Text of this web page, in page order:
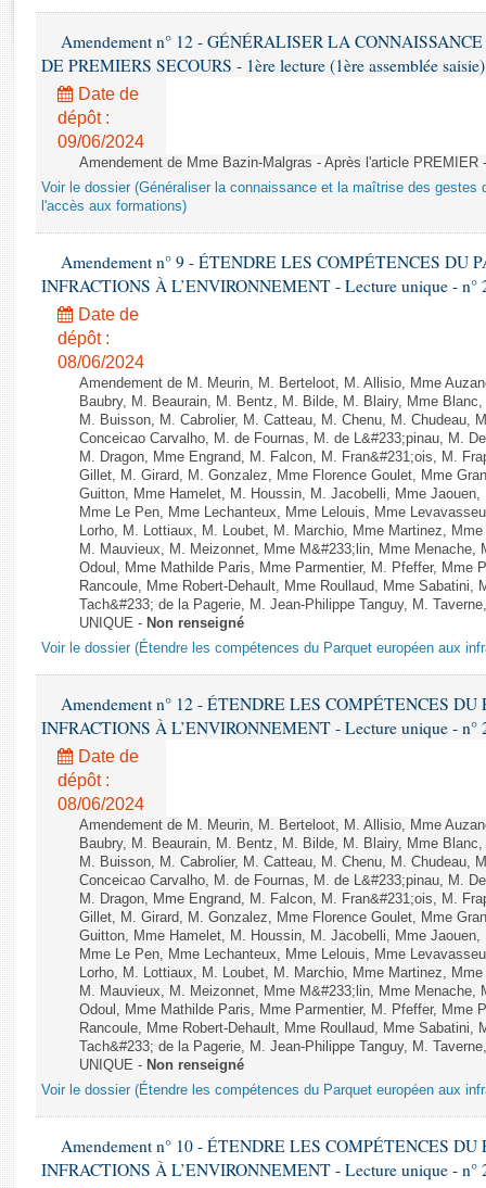
Rapports sur l'application des lois
Baromètre de l’application des lois
Dossiers législatifs
Questions écrites et orales
Amendement n° 12 - GÉNÉRALISER LA
DE PREMIERS SECOURS - 1ère lecture (1ère assemblée
Date de
dépôt :
09/06/2024
Amendement de Mme Bazin-Malgras - Après l'article PREMIER
Voir le dossier (Généraliser la connaissance et la maîtrise des gestes
l'accès aux formations)
Amendement n° 9 - ÉTENDRE LES COMPÉTENCES DU
INFRACTIONS À L’ENVIRONNEMENT - Lecture unique - n°
Date de
dépôt :
08/06/2024
Amendement de M. Meurin, M. Berteloot, M. Allisio, Mme
Baubry, M. Beaurain, M. Bentz, M. Bilde, M. Blairy, Mme
M. Buisson, M. Cabrolier, M. Catteau, M. Chenu, M. Chudeau,
Conceicao Carvalho, M. de Fournas, M. de L&#233;pinau, M.
M. Dragon, Mme Engrand, M. Falcon, M. Fran&#231;ois, M.
Gillet, M. Girard, M. Gonzalez, Mme Florence Goulet, Mme
Guitton, Mme Hamelet, M. Houssin, M. Jacobelli, Mme
Mme Le Pen, Mme Lechanteux, Mme Lelouis, Mme
Lorho, M. Lottiaux, M. Loubet, M. Marchio, Mme Martinez,
M. Mauvieux, M. Meizonnet, Mme M&#233;lin, Mme Menache,
Odoul, Mme Mathilde Paris, Mme Parmentier, M. Pfeffer, Mme
Rancoule, Mme Robert-Dehault, Mme Roullaud, Mme
Tach&#233; de la Pagerie, M. Jean-Philippe Tanguy, M.
UNIQUE - Non renseigné
Voir le dossier (Étendre les compétences du Parquet européen aux
Amendement n° 12 - ÉTENDRE LES COMPÉTENCES
INFRACTIONS À L’ENVIRONNEMENT - Lecture unique - n°
Date de
dépôt :
08/06/2024
Amendement de M. Meurin, M. Berteloot, M. Allisio, Mme
Baubry, M. Beaurain, M. Bentz, M. Bilde, M. Blairy, Mme
M. Buisson, M. Cabrolier, M. Catteau, M. Chenu, M. Chudeau,
Conceicao Carvalho, M. de Fournas, M. de L&#233;pinau, M.
M. Dragon, Mme Engrand, M. Falcon, M. Fran&#231;ois, M.
Gillet, M. Girard, M. Gonzalez, Mme Florence Goulet, Mme
Guitton, Mme Hamelet, M. Houssin, M. Jacobelli, Mme
Mme Le Pen, Mme Lechanteux, Mme Lelouis, Mme
Lorho, M. Lottiaux, M. Loubet, M. Marchio, Mme Martinez,
M. Mauvieux, M. Meizonnet, Mme M&#233;lin, Mme Menache,
Odoul, Mme Mathilde Paris, Mme Parmentier, M. Pfeffer, Mme
Rancoule, Mme Robert-Dehault, Mme Roullaud, Mme
Tach&#233; de la Pagerie, M. Jean-Philippe Tanguy, M.
UNIQUE - Non renseigné
Voir le dossier (Étendre les compétences du Parquet européen aux
Amendement n° 10 - ÉTENDRE LES COMPÉTENCES
INFRACTIONS À L’ENVIRONNEMENT - Lecture unique - n°